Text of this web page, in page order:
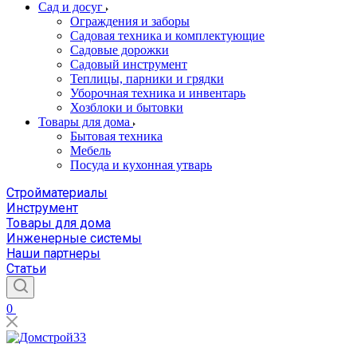
Сад и досуг
Ограждения и заборы
Садовая техника и комплектующие
Садовые дорожки
Садовый инструмент
Теплицы, парники и грядки
Уборочная техника и инвентарь
Хозблоки и бытовки
Товары для дома
Бытовая техника
Мебель
Посуда и кухонная утварь
Стройматериалы
Инструмент
Товары для дома
Инженерные системы
Наши партнеры
Статьи
0